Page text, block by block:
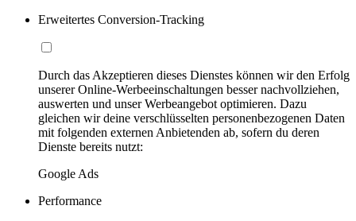
Erweitertes Conversion-Tracking
Durch das Akzeptieren dieses Dienstes können wir den Erfolg
unserer Online-Werbeeinschaltungen besser nachvollziehen,
auswerten und unser Werbeangebot optimieren. Dazu
gleichen wir deine verschlüsselten personenbezogenen Daten
mit folgenden externen Anbietenden ab, sofern du deren
Dienste bereits nutzt:
Google Ads
Performance